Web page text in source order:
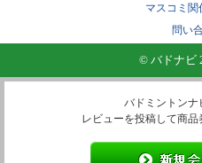
マスコミ関
問い
© バドナビ
バドミントンナ
レビューを投稿して商